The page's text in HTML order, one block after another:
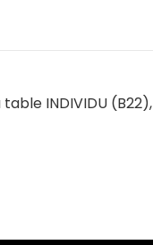
INDIVIDU